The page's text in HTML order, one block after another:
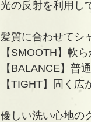
光の反射を利用し
髪質に合わせてシ
【SMOOTH】軟
【BALANCE】普
【TIGHT】固く広
優しい洗い心地の